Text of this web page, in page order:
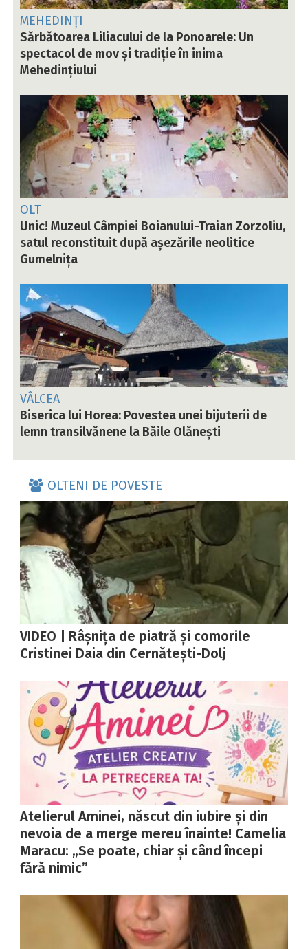
MEHEDINȚI
Sărbătoarea Liliacului de la Ponoarele: Un
spectacol de mov și tradiție în inima
Mehedințiului
OLT
Unic! Muzeul Câmpiei Boianului-Traian Zorzoliu,
satul reconstituit după așezările neolitice
Gumelnița
VÂLCEA
Biserica lui Horea: Povestea unei bijuterii de
lemn transilvănene la Băile Olănești
OLTENI DE POVESTE
VIDEO | Râșnița de piatră și comorile
Cristinei Daia din Cernătești-Dolj
Atelierul Aminei, născut din iubire și din
nevoia de a merge mereu înainte! Camelia
Maracu: „Se poate, chiar și când începi
fără nimic”